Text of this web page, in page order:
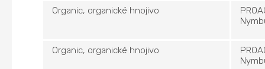
Organic, organické hnojivo
Organic, organické hnojivo